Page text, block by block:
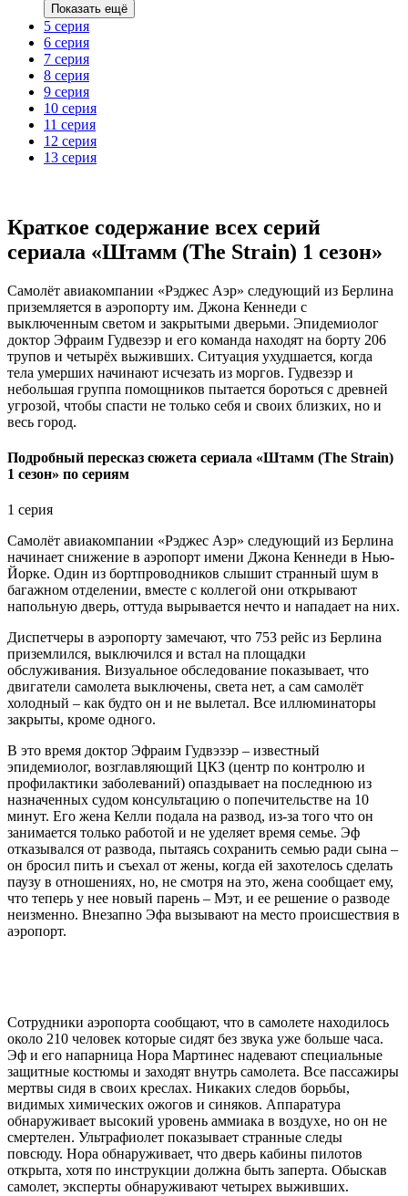
Показать ещё
5 серия
6 серия
7 серия
8 серия
9 серия
10 серия
11 серия
12 серия
13 серия
Краткое содержание всех серий
сериала «Штамм (The Strain) 1 сезон»
Самолёт авиакомпании «Рэджес Аэр» следующий из Берлина
приземляется в аэропорту им. Джона Кеннеди с
выключенным светом и закрытыми дверьми. Эпидемиолог
доктор Эфраим Гудвезэр и его команда находят на борту 206
трупов и четырёх выживших. Ситуация ухудшается, когда
тела умерших начинают исчезать из моргов. Гудвезэр и
небольшая группа помощников пытается бороться с древней
угрозой, чтобы спасти не только себя и своих близких, но и
весь город.
Подробный пересказ сюжета сериала «Штамм (The Strain)
1 сезон» по сериям
1 серия
Самолёт авиакомпании «Рэджес Аэр» следующий из Берлина
начинает снижение в аэропорт имени Джона Кеннеди в Нью-
Йорке. Один из бортпроводников слышит странный шум в
багажном отделении, вместе с коллегой они открывают
напольную дверь, оттуда вырывается нечто и нападает на них.
Диспетчеры в аэропорту замечают, что 753 рейс из Берлина
приземлился, выключился и встал на площадки
обслуживания. Визуальное обследование показывает, что
двигатели самолета выключены, света нет, а сам самолёт
холодный – как будто он и не вылетал. Все иллюминаторы
закрыты, кроме одного.
В это время доктор Эфраим Гудвэзэр – известный
эпидемиолог, возглавляющий ЦКЗ (центр по контролю и
профилактики заболеваний) опаздывает на последнюю из
назначенных судом консультацию о попечительстве на 10
минут. Его жена Келли подала на развод, из-за того что он
занимается только работой и не уделяет время семье. Эф
отказывался от развода, пытаясь сохранить семью ради сына –
он бросил пить и съехал от жены, когда ей захотелось сделать
паузу в отношениях, но, не смотря на это, жена сообщает ему,
что теперь у нее новый парень – Мэт, и ее решение о разводе
неизменно. Внезапно Эфа вызывают на место происшествия в
аэропорт.
Сотрудники аэропорта сообщают, что в самолете находилось
около 210 человек которые сидят без звука уже больше часа.
Эф и его напарница Нора Мартинес надевают специальные
защитные костюмы и заходят внутрь самолета. Все пассажиры
мертвы сидя в своих креслах. Никаких следов борьбы,
видимых химических ожогов и синяков. Аппаратура
обнаруживает высокий уровень аммиака в воздухе, но он не
смертелен. Ультрафиолет показывает странные следы
повсюду. Нора обнаруживает, что дверь кабины пилотов
открыта, хотя по инструкции должна быть заперта. Обыскав
самолет, эксперты обнаруживают четырех выживших.